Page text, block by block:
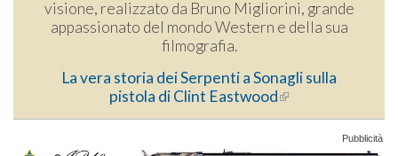
visione, realizzato da Bruno Migliorini, grande
appassionato del mondo Western e della sua
filmografia.
La vera storia dei Serpenti a Sonagli sulla
pistola di Clint Eastwood(link is external)
Pubblicità